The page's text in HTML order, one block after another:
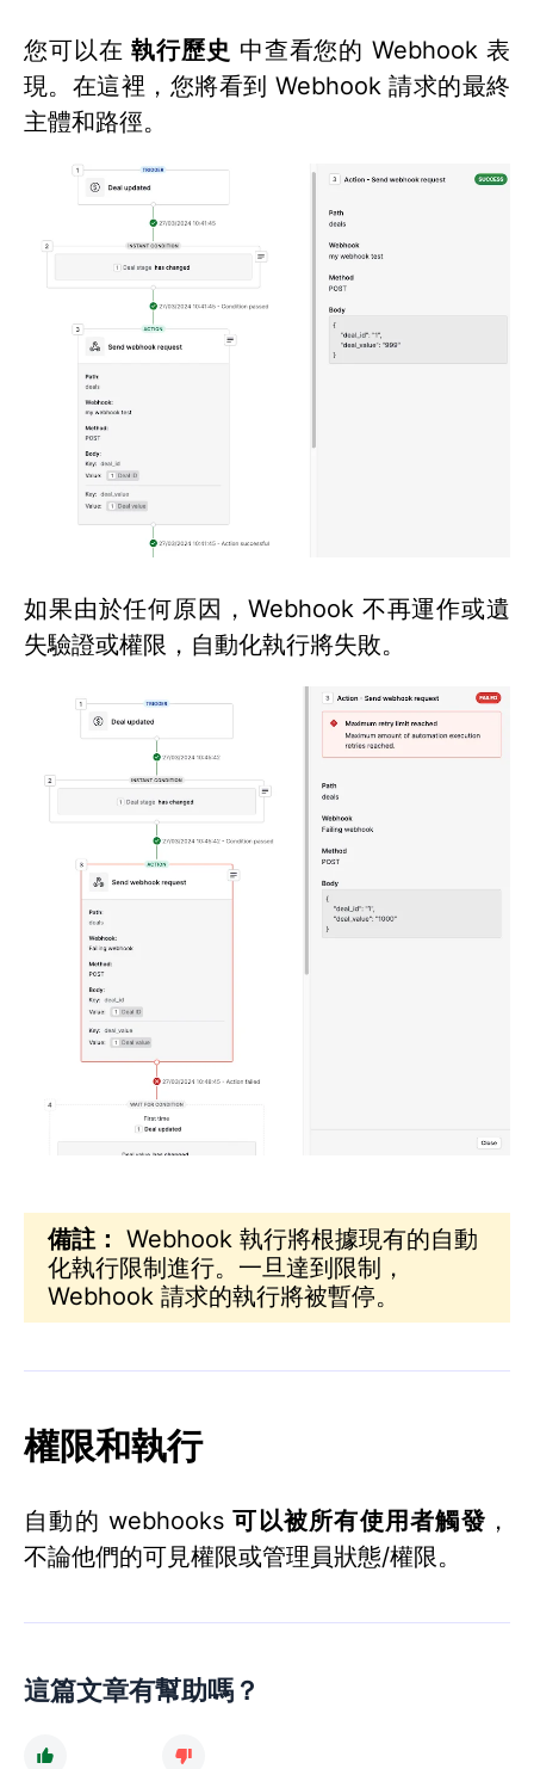
您可以在執行歷史 中查看您的 Webhook 表
現。在這裡，您將看到 Webhook 請求的最終
主體和路徑。
如果由於任何原因，Webhook 不再運作或遺
失驗證或權限，自動化執行將失敗。
備註： Webhook 執行將根據現有的自動
化執行限制進行。一旦達到限制，
Webhook 請求的執行將被暫停。
權限和執行
自動的 webhooks可以被所有使用者觸發 ，
不論他們的可見權限或管理員狀態/權限。
這篇文章有幫助嗎？